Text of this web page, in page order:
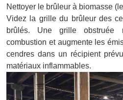
Nettoyer le brûleur à biomasse
Videz la grille du brûleur des
brûlés. Une grille obstruée
combustion et augmente les
cendres dans un récipient
matériaux inflammables.